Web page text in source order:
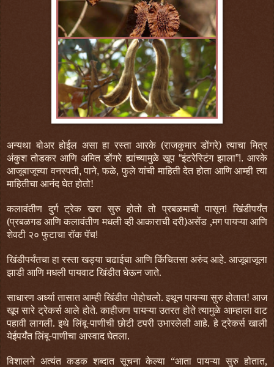
अन्यथा बोअर होईल असा हा रस्ता आरके (राजकुमार डोंगरे)त्याचा मित्र
अंकुश तोडकर आणि अमित डोंगरे ह्यांच्यामुळे खूप“इंटरेस्टिंग झाला”!.आरके
आजूबाजूच्या वनस्पती,पाने,फळे,फुले यांची माहिती देत होता आणि आम्ही त्या
माहितीचा आनंद घेत होतो!
कलावंतीण दुर्ग ट्रेक खरा सुरु होतो तो प्रबळमाची पासून!खिंडीपर्यंत
(प्रबळगड आणि कलावंतीण मधली व्ही आकाराची दरी)असेंड ,मगपायऱ्याआणि
शेवटी २० फुटाचारॉकपॅच!
खिंडीपर्यंतचा हा रस्ता खड्या चढाईचा आणि किंचितसा अरुंद आहे. आजूबाजूला
झाडी आणि मधली पायवाट खिंडीत घेऊन जाते.
साधारण अर्ध्या तासात आम्ही खिंडीत पोहोचलो. इथून पायऱ्या सुरु होतात! आज
खूप सारे ट्रेकर्स आले होते. काहीजण पायऱ्या उतरत होते त्यामुळे आम्हाला वाट
पहावी लागली. इथे लिंबू-पाणीची छोटी टपरी उभारलेली आहे. हे ट्रेकर्स खाली
येईपर्यंत लिंबू-पाणीचा आस्वाद घेतला.
विशालने अत्यंत कडक शब्दात सूचना केल्या “आता पायऱ्या सुरु होतात,